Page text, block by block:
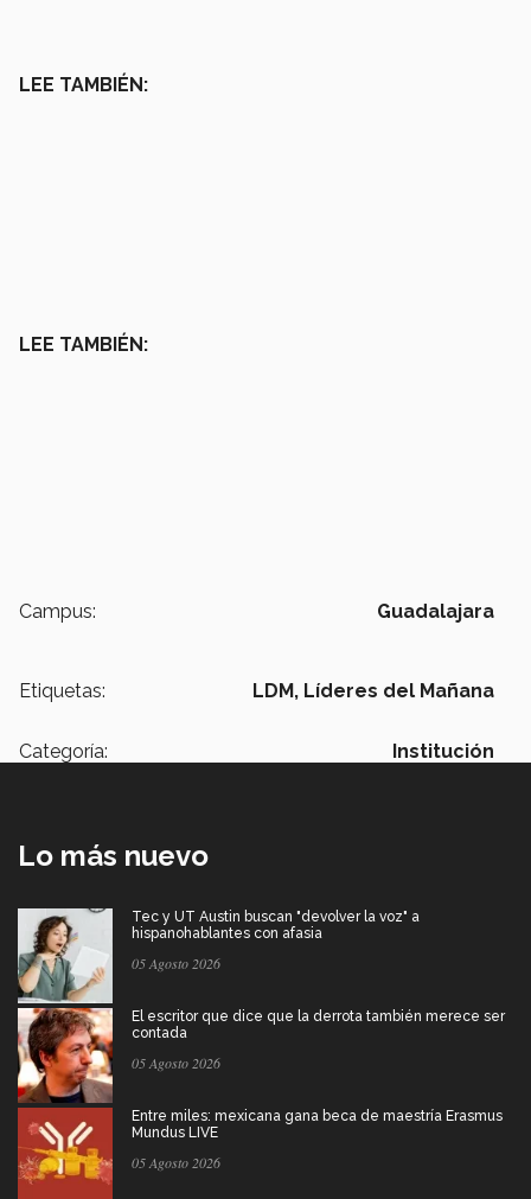
LEE TAMBIÉN:
LEE TAMBIÉN:
Campus: Guadalajara
Etiquetas: LDM, Líderes del Mañana
Categoría: Institución
Lo más nuevo
Tec y UT Austin buscan "devolver la voz" a
hispanohablantes con afasia
05 Agosto 2026
El escritor que dice que la derrota también merece ser
contada
05 Agosto 2026
Entre miles: mexicana gana beca de maestría Erasmus
Mundus LIVE
05 Agosto 2026